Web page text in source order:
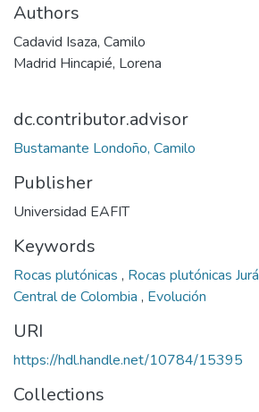
Authors
Cadavid Isaza, Camilo
Madrid Hincapié, Lorena
dc.contributor.advisor
Bustamante Londoño, Camilo
Publisher
Universidad EAFIT
Keywords
Rocas plutónicas , Rocas plutónicas
Central de Colombia , Evolución
URI
https://hdl.handle.net/10784/15395
Collections